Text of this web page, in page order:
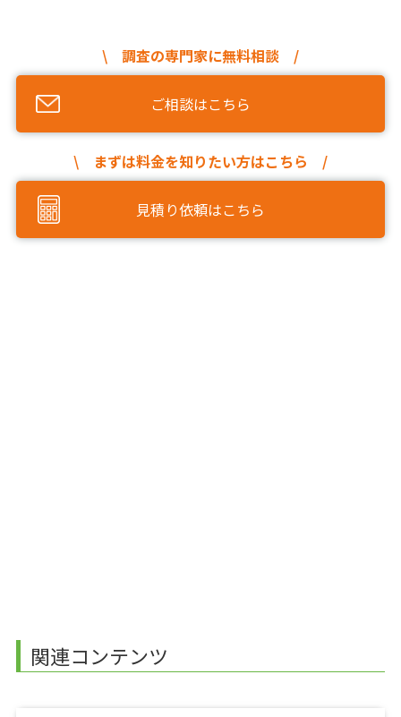
\ 調査の専門家に無料相談 /
ご相談はこちら
\ まずは料金を知りたい方はこちら /
見積り依頼はこちら
関連コンテンツ